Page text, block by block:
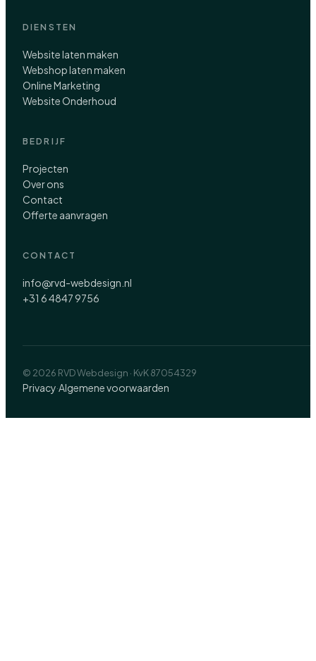
DIENSTEN
Website laten maken
Webshop laten maken
Online Marketing
Website Onderhoud
BEDRIJF
Projecten
Over ons
Contact
Offerte aanvragen
CONTACT
info@rvd-webdesign.nl
+31 6 4847 9756
© 2026 RVD Webdesign · KvK 87054329
Privacy·Algemene voorwaarden